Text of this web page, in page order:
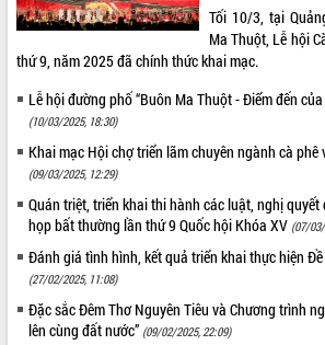
Tối 10/3, tại
Ma Thuột, Lễ hội
thứ 9, năm 2025 đã chính thức khai mạc.
Lễ hội đường phố “Buôn Ma Thuột - Điểm đến
(10/03/2025, 18:30)
Khai mạc Hội chợ triển lãm chuyên ngành cà phê
(09/03/2025, 12:29)
Quán triệt, triển khai thi hành các luật, nghị
họp bất thường lần thứ 9 Quốc hội Khóa XV (07/
Đánh giá tình hình, kết quả triển khai thực hiện
(27/02/2025, 11:08)
Đặc sắc Đêm Thơ Nguyên Tiêu và Chương trình
lên cùng đất nước” (09/02/2025, 22:09)